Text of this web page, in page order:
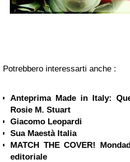
Potrebbero interessarti anche :
Anteprima Made in Italy:
Rosie M. Stuart
Giacomo Leopardi
Sua Maestà Italia
MATCH THE COVER!
editoriale